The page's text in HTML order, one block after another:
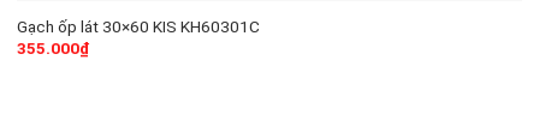
Gạch ốp lát 30×60 KIS KH60301C
355.000₫